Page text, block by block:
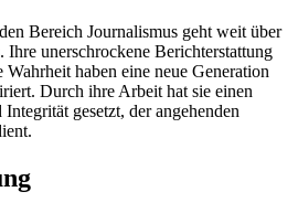
Bereich Journalismus geht weit über
Ihre unerschrockene Berichterstattung
haben eine neue Generation
Durch ihre Arbeit hat sie einen
gesetzt, der angehenden